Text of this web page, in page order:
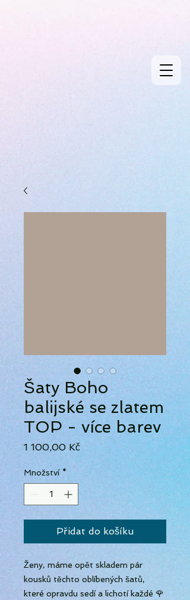
Šaty Boho
balijské se zlatem
TOP - více barev
1 100,00 KčCena
Množství *
Přidat do košíku
Ženy, máme opět skladem pár
kousků těchto oblíbených šatů,
které opravdu sedí a lichotí každé 🌹